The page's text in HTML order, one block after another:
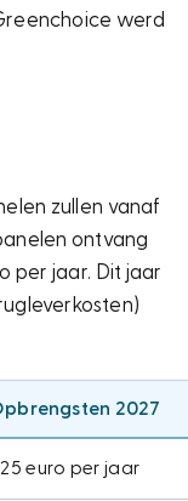
werd
zullen vanaf
ontvang
per jaar. Dit jaar
2027
euro per jaar